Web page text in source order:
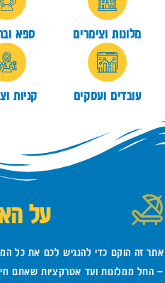
מלונות וצימרים ספא
עובדים ועסקים קניות
על
אתר זה הוקם כדי להנגיש לכם את כל
– החל ממלונות ועד אטרקציות שאתם